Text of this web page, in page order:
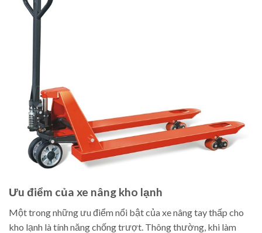
Ưu điểm của xe nâng kho lạnh
Một trong những ưu điểm nổi bật của xe nâng tay thấp cho
kho lạnh là tính năng chống trượt. Thông thường, khi làm